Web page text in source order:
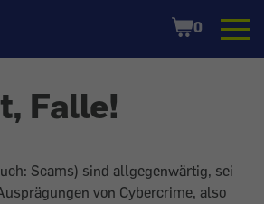
Shopping
Cart
0
Falle!
Scams) sind allgegenwärtig, sei
von Cybercrime, also